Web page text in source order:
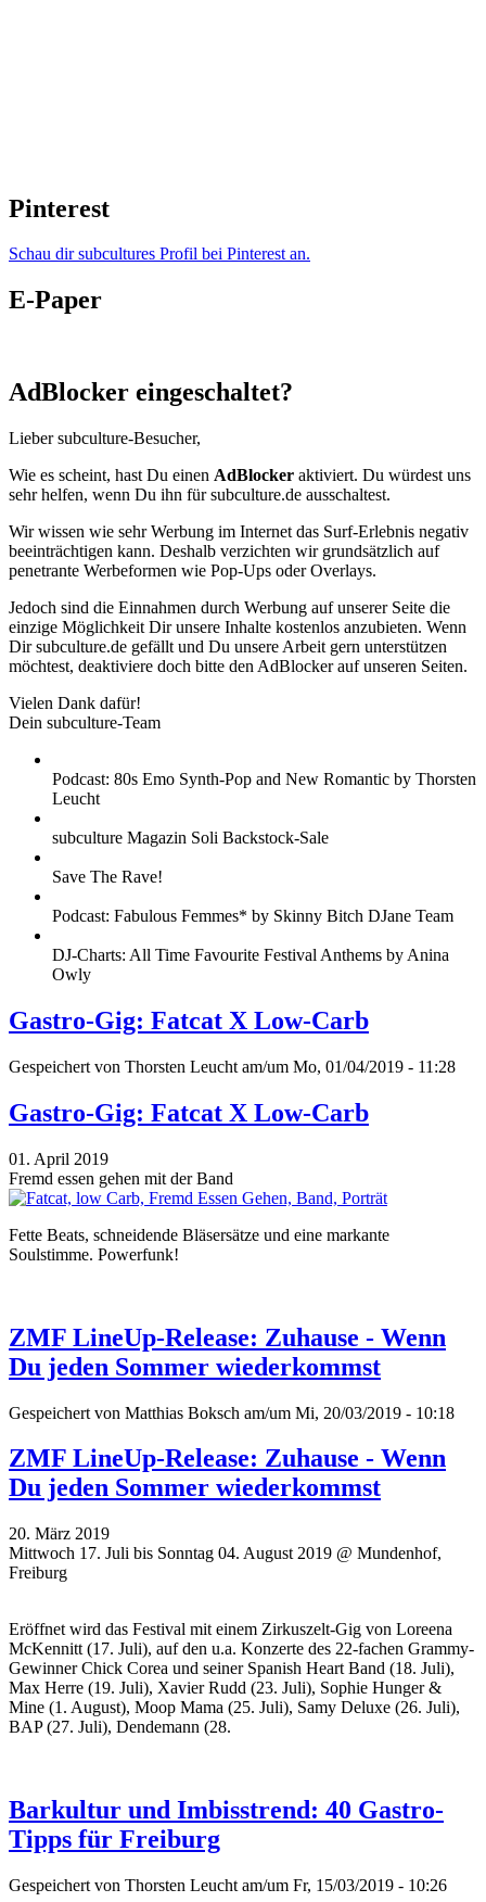
Pinterest
Schau dir subcultures Profil bei Pinterest an.
E-Paper
AdBlocker eingeschaltet?
Lieber subculture-Besucher,
Wie es scheint, hast Du einen AdBlocker aktiviert. Du würdest uns
sehr helfen, wenn Du ihn für subculture.de ausschaltest.
Wir wissen wie sehr Werbung im Internet das Surf-Erlebnis negativ
beeinträchtigen kann. Deshalb verzichten wir grundsätzlich auf
penetrante Werbeformen wie Pop-Ups oder Overlays.
Jedoch sind die Einnahmen durch Werbung auf unserer Seite die
einzige Möglichkeit Dir unsere Inhalte kostenlos anzubieten. Wenn
Dir subculture.de gefällt und Du unsere Arbeit gern unterstützen
möchtest, deaktiviere doch bitte den AdBlocker auf unseren Seiten.
Vielen Dank dafür!
Dein subculture-Team
Podcast: 80s Emo Synth-Pop and New Romantic by Thorsten
Leucht
subculture Magazin Soli Backstock-Sale
Save The Rave!
Podcast: Fabulous Femmes* by Skinny Bitch DJane Team
DJ-Charts: All Time Favourite Festival Anthems by Anina
Owly
Gastro-Gig: Fatcat X Low-Carb
Gespeichert von Thorsten Leucht am/um Mo, 01/04/2019 - 11:28
Gastro-Gig: Fatcat X Low-Carb
01. April 2019
Fremd essen gehen mit der Band
Fette Beats, schneidende Bläsersätze und eine markante
Soulstimme. Powerfunk!
ZMF LineUp-Release: Zuhause - Wenn
Du jeden Sommer wiederkommst
Gespeichert von Matthias Boksch am/um Mi, 20/03/2019 - 10:18
ZMF LineUp-Release: Zuhause - Wenn
Du jeden Sommer wiederkommst
20. März 2019
Mittwoch 17. Juli bis Sonntag 04. August 2019 @ Mundenhof,
Freiburg
Eröffnet wird das Festival mit einem Zirkuszelt-Gig von Loreena
McKennitt (17. Juli), auf den u.a. Konzerte des 22-fachen Grammy-
Gewinner Chick Corea und seiner Spanish Heart Band (18. Juli),
Max Herre (19. Juli), Xavier Rudd (23. Juli), Sophie Hunger &
Mine (1. August), Moop Mama (25. Juli), Samy Deluxe (26. Juli),
BAP (27. Juli), Dendemann (28.
Barkultur und Imbisstrend: 40 Gastro-
Tipps für Freiburg
Gespeichert von Thorsten Leucht am/um Fr, 15/03/2019 - 10:26